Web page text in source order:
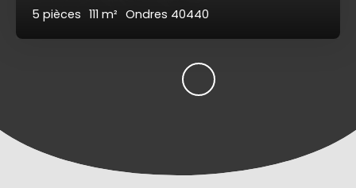
5 pièces 111 m² Ondres 40440